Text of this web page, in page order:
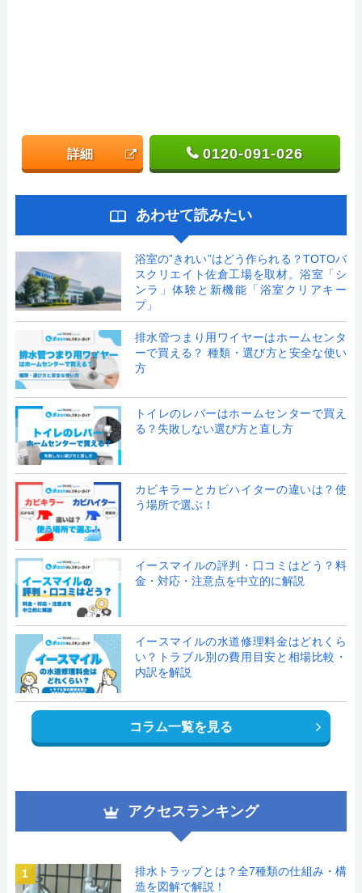
詳細 0120-091-026
あわせて読みたい
浴室の”きれい”はどう作られる？TOTOバ
スクリエイト佐倉工場を取材。浴室「シ
ンラ」体験と新機能「浴室クリアキー
プ」
排水管つまり用ワイヤーはホームセンタ
ーで買える？ 種類・選び方と安全な使い
方
トイレのレバーはホームセンターで買え
る？失敗しない選び方と直し方
カビキラーとカビハイターの違いは？使
う場所で選ぶ！
イースマイルの評判・口コミはどう？料
金・対応・注意点を中立的に解説
イースマイルの水道修理料金はどれくら
い？トラブル別の費用目安と相場比較・
内訳を解説
コラム一覧を見る
アクセスランキング
1
排水トラップとは？全7種類の仕組み・構
造を図解で解説！